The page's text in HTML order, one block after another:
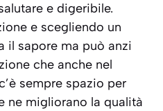
e digeribile.
e scegliendo un
il sapore ma può anzi
che anche nel
sempre spazio per
ne migliorano la qualità